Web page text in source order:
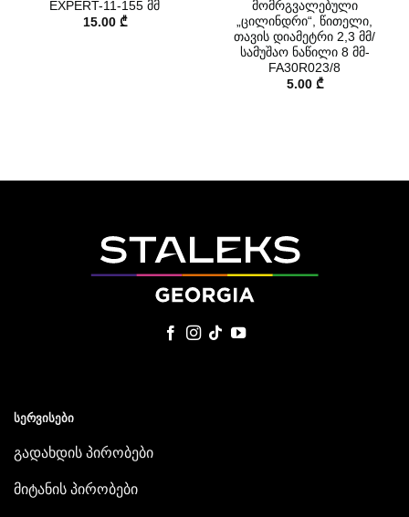
EXPERT-11-155 მმ
15.00 ₾
მომრგვალებული
„ცილინდრი“, წითელი,
თავის დიამეტრი 2,3 მმ/
სამუშაო ნაწილი 8 მმ-
FA30R023/8
5.00 ₾
ᲡᲔᲠᲕᲘᲡᲔᲑᲘ
გადახდის პირობები
მიტანის პირობები